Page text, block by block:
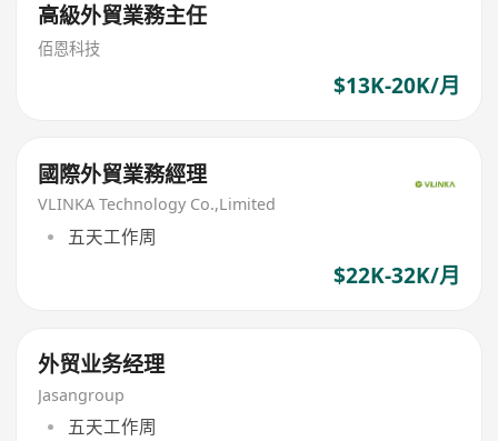
高級外貿業務主任
佰恩科技
$13K-20K/月
國際外貿業務經理
VLINKA Technology Co.,Limited
五天工作周
$22K-32K/月
外贸业务经理
Jasangroup
五天工作周